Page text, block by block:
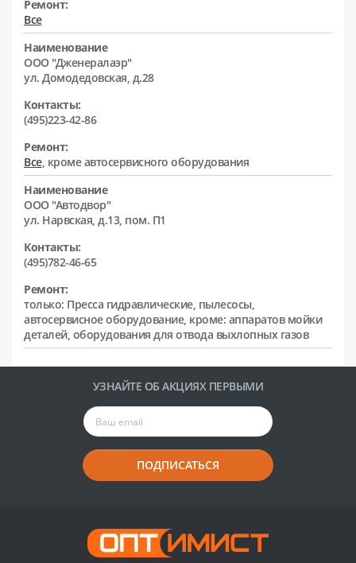
Ремонт:
Все
Наименование
ООО "Дженералаэр"
ул. Домодедовская, д.28
Контакты:
(495)223-42-86
Ремонт:
Все, кроме автосервисного оборудования
Наименование
ООО "Автодвор"
ул. Нарвская, д.13, пом. П1
Контакты:
(495)782-46-65
Ремонт:
только: Пресса гидравлические, пылесосы,
автосервисное оборудование, кроме: аппаратов мойки
деталей, оборудования для отвода выхлопных газов
УЗНАЙТЕ ОБ АКЦИЯХ ПЕРВЫМИ
ПОДПИСАТЬСЯ